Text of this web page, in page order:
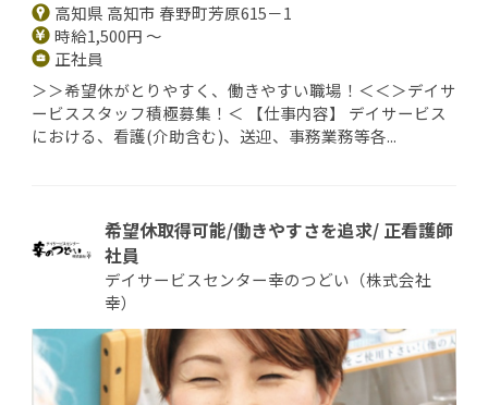
高知県 高知市 春野町芳原615－1
時給1,500円 ～
正社員
＞＞希望休がとりやすく、働きやすい職場！＜＜＞デイサ
ービススタッフ積極募集！＜ 【仕事内容】 デイサービス
における、看護(介助含む)、送迎、事務業務等各...
希望休取得可能/働きやすさを追求/ 正看護師
社員
デイサービスセンター幸のつどい（株式会社
幸）